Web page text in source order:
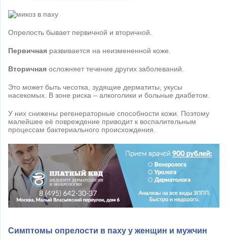
Опрелость бывает первичной и вторичной.
Первичная развивается на неизмененной коже.
Вторичная осложняет течение других заболеваний.
Это может быть чесотка, зудящие дерматиты, укусы
насекомых. В зоне риска – алкоголики и больные диабетом.
У них снижены регенераторные способности кожи. Поэтому
малейшее её повреждение приводит к воспалительным
процессам бактериального происхождения.
Симптомы опрелости в паху у женщин и мужчин